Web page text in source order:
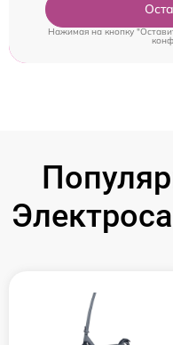
Нажимая на кнопку